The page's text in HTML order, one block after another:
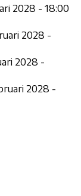
2028 - 18:00
2028 -
2028 -
2028 -